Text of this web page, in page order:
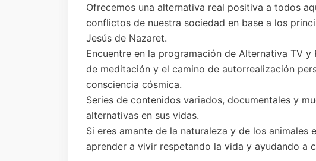
Ofrecemos una alternativa real positiva a todos
conflictos de nuestra sociedad en base a los
Jesús de Nazaret.
Encuentre en la programación de Alternativa TV
de meditación y el camino de autorrealización
consciencia cósmica.
Series de contenidos variados, documentales y
alternativas en sus vidas.
Si eres amante de la naturaleza y de los animales
aprender a vivir respetando la vida y ayudando a